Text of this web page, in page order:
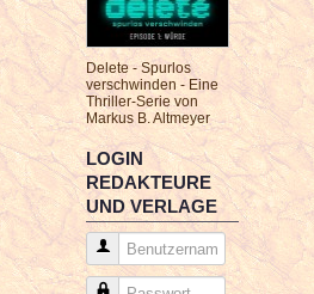
Delete - Spurlos
verschwinden - Eine
Thriller-Serie von
Markus B. Altmeyer
LOGIN
REDAKTEURE
UND VERLAGE
Benutzername